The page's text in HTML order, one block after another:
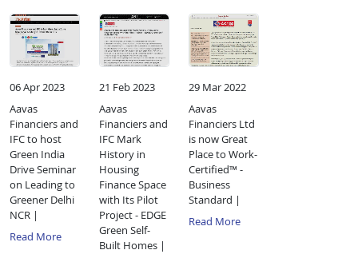
06 Apr 2023
Aavas
Financiers and
IFC to host
Green India
Drive Seminar
on Leading to
Greener Delhi
NCR |
Read More
21 Feb 2023
Aavas
Financiers and
IFC Mark
History in
Housing
Finance Space
with Its Pilot
Project - EDGE
Green Self-
Built Homes |
29 Mar 2022
Aavas
Financiers Ltd
is now Great
Place to Work-
Certified™ -
Business
Standard |
Read More